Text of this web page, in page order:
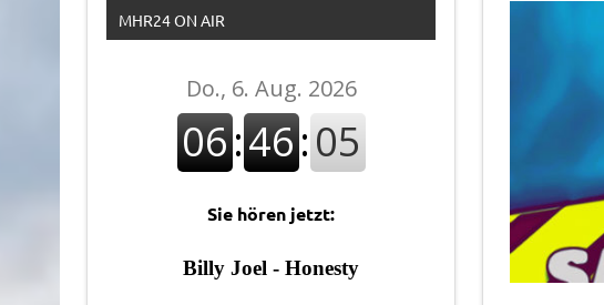
MHR24 ON AIR
Sie hören jetzt: